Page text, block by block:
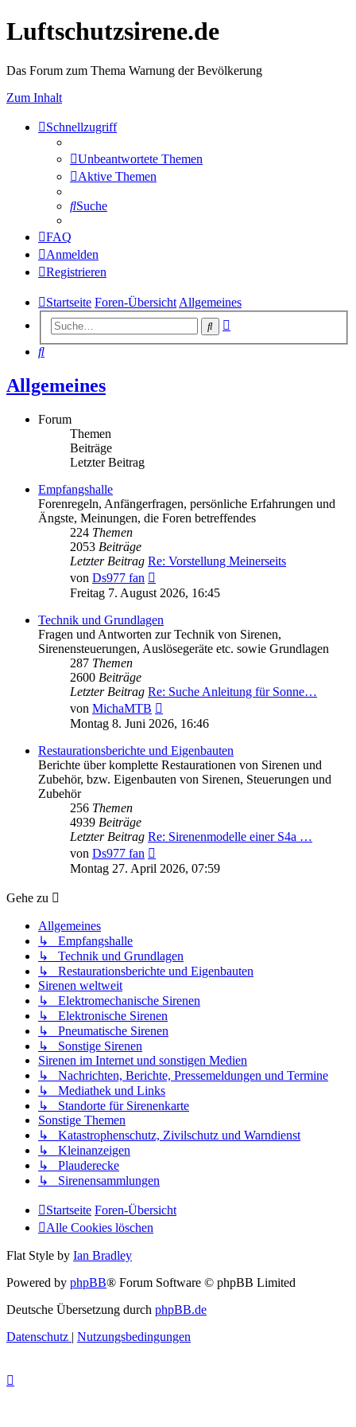
Luftschutzsirene.de
Das Forum zum Thema Warnung der Bevölkerung
Zum Inhalt
Schnellzugriff
Unbeantwortete Themen
Aktive Themen
Suche
FAQ
Anmelden
Registrieren
Startseite Foren-Übersicht Allgemeines
Suche
Suche
Allgemeines
Forum
Themen
Beiträge
Letzter Beitrag
Empfangshalle
Forenregeln, Anfängerfragen, persönliche Erfahrungen und
Ängste, Meinungen, die Foren betreffendes
224 Themen
2053 Beiträge
Letzter Beitrag Re: Vorstellung Meinerseits
von Ds977 fan
Beitrag
Freitag 7. August 2026, 16:45
Technik und Grundlagen
Fragen und Antworten zur Technik von Sirenen,
Sirenensteuerungen, Auslösegeräte etc. sowie Grundlagen
287 Themen
2600 Beiträge
Letzter Beitrag Re: Suche Anleitung für Sonne…
von MichaMTB
Beitrag
Montag 8. Juni 2026, 16:46
Restaurationsberichte und Eigenbauten
Berichte über komplette Restaurationen von Sirenen und
Zubehör, bzw. Eigenbauten von Sirenen, Steuerungen und
Zubehör
256 Themen
4939 Beiträge
Letzter Beitrag Re: Sirenenmodelle einer S4a …
von Ds977 fan
Beitrag
Montag 27. April 2026, 07:59
Gehe zu
Allgemeines
↳ Empfangshalle
↳ Technik und Grundlagen
↳ Restaurationsberichte und Eigenbauten
Sirenen weltweit
↳ Elektromechanische Sirenen
↳ Elektronische Sirenen
↳ Pneumatische Sirenen
↳ Sonstige Sirenen
Sirenen im Internet und sonstigen Medien
↳ Nachrichten, Berichte, Pressemeldungen und Termine
↳ Mediathek und Links
↳ Standorte für Sirenenkarte
Sonstige Themen
↳ Katastrophenschutz, Zivilschutz und Warndienst
↳ Kleinanzeigen
↳ Plauderecke
↳ Sirenensammlungen
Startseite Foren-Übersicht
Alle Cookies löschen
Flat Style by Ian Bradley
Powered by phpBB® Forum Software © phpBB Limited
Deutsche Übersetzung durch phpBB.de
Datenschutz | Nutzungsbedingungen